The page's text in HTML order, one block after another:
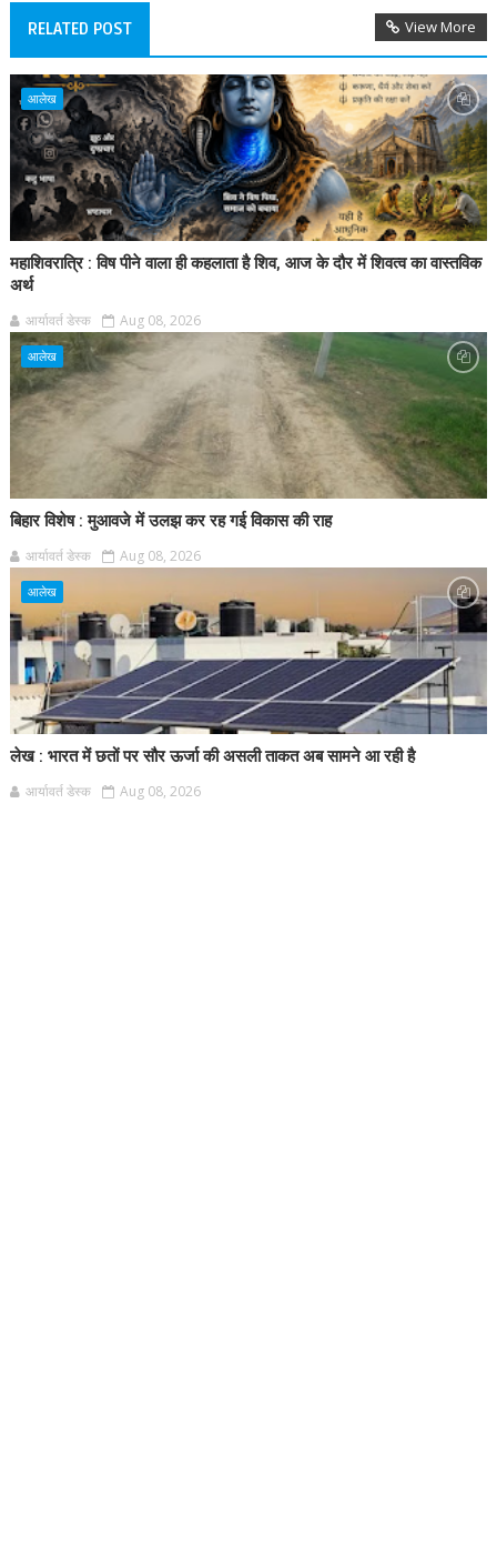
RELATED POST View More
आलेख
महाशिवरात्रि : विष पीने वाला ही कहलाता है शिव, आज के दौर में शिवत्व का वास्तविक
अर्थ
आर्यावर्त डेस्क Aug 08, 2026
आलेख
बिहार विशेष : मुआवजे में उलझ कर रह गई विकास की राह
आर्यावर्त डेस्क Aug 08, 2026
आलेख
लेख : भारत में छतों पर सौर ऊर्जा की असली ताकत अब सामने आ रही है
आर्यावर्त डेस्क Aug 08, 2026